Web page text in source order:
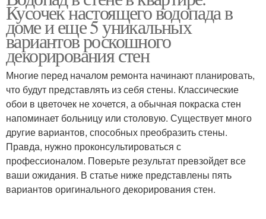
водопад
Декоративные
водопады
Домашний водопад Водопад по стеклу
Уличный водопад Водопад в интерьере
Кусочек настоящего водопада в
доме и еще 5 уникальных
вариантов роскошного
декорирования стен
Многие перед началом ремонта начинают планировать,
что будут представлять из себя стены. Классические
обои в цветочек не хочется, а обычная покраска стен
напоминает больницу или столовую. Существует много
другие вариантов, способных преобразить стены.
Правда, нужно проконсультироваться с
профессионалом. Поверьте результат превзойдет все
ваши ожидания. В статье ниже представлены пять
вариантов оригинального декорирования стен.